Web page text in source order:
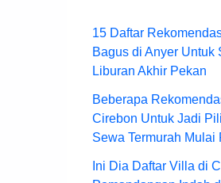
15 Daftar
Bagus di Anyer Untuk
Liburan Akhir Pekan
Beberapa
Cirebon Untuk Jadi
Sewa Termurah Mulai
Ini Dia Daftar Villa di